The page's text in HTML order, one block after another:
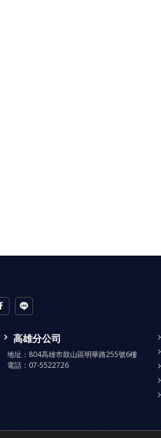
高雄分公司
地址： 804高雄市鼓山區明華路255號6樓
電話： 07-5522726